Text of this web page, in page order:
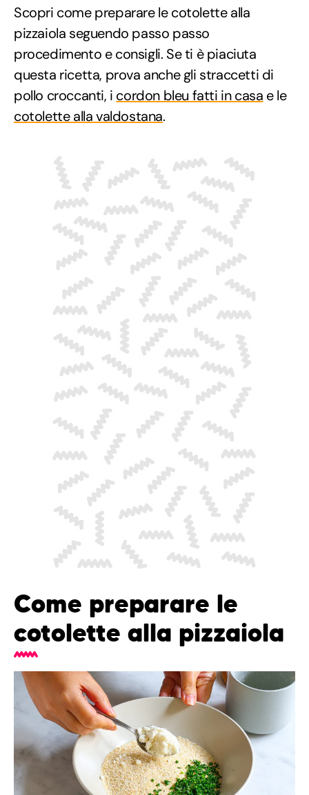
Scopri come preparare le cotolette alla
pizzaiola seguendo passo passo
procedimento e consigli. Se ti è piaciuta
questa ricetta, prova anche gli straccetti di
pollo croccanti, i cordon bleu fatti in casa e le
cotolette alla valdostana.
Come preparare le
cotolette alla pizzaiola